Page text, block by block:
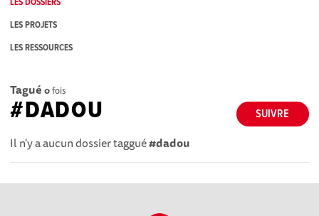
LES DOSSIERS
LES PROJETS
LES RESSOURCES
Tagué 0fois
SUIVRE
#DADOU
Il n'y a aucun dossier taggué#dadou